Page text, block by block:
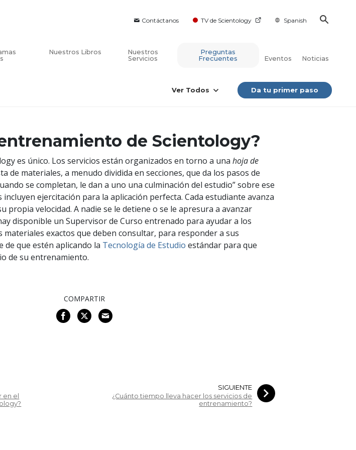
Contáctanos TV de Scientology Spanish
Nuestros Libros
Nuestros
Servicios
Preguntas
Frecuentes
Eventos Noticias
Ver Todos Da tu primer paso
de Scientology?
es único. Los servicios están organizados en torno a unahoja de
de materiales, a menudo dividida en secciones, que da los pasos de
se completan, le dan a uno una culminación del estudio” sobre ese
incluyen ejercitación para la aplicación perfecta. Cada estudiante avanza
propia velocidad. A nadie se le detiene o se le apresura a avanzar
disponible un Supervisor de Curso entrenado para ayudar a los
materiales exactos que deben consultar, para responder a sus
que estén aplicando la Tecnología de Estudio estándar para que
de su entrenamiento.
COMPARTIR
en el
SIGUIENTE
¿Cuánto tiempo lleva hacer los servicios de
entrenamiento?